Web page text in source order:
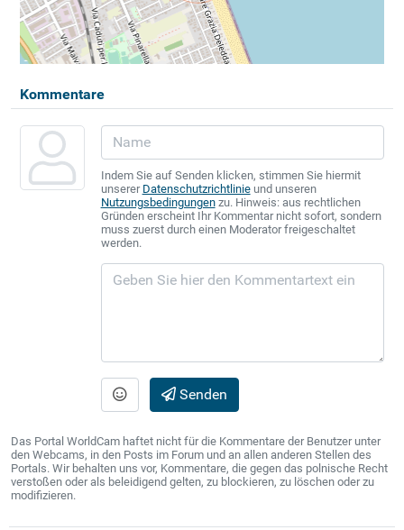
Kommentare
Indem Sie auf Senden klicken, stimmen Sie hiermit
unserer Datenschutzrichtlinieund unseren
Nutzungsbedingungenzu. Hinweis: aus rechtlichen
Gründen erscheint Ihr Kommentar nicht sofort, sondern
muss zuerst durch einen Moderator freigeschaltet
werden.
Senden
Das Portal WorldCam haftet nicht für die Kommentare der Benutzer unter
den Webcams, in den Posts im Forum und an allen anderen Stellen des
Portals. Wir behalten uns vor, Kommentare, die gegen das polnische Recht
verstoßen oder als beleidigend gelten, zu blockieren, zu löschen oder zu
modifizieren.